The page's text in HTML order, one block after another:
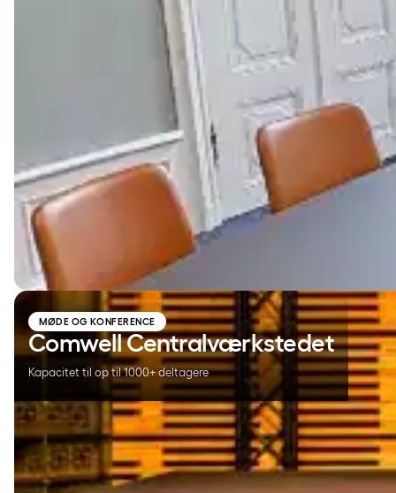
MØDE OG KONFERENCE
Comwell Centralværkstedet
Kapacitet til op til 1000+ deltagere
Comwell Centralværkstedet